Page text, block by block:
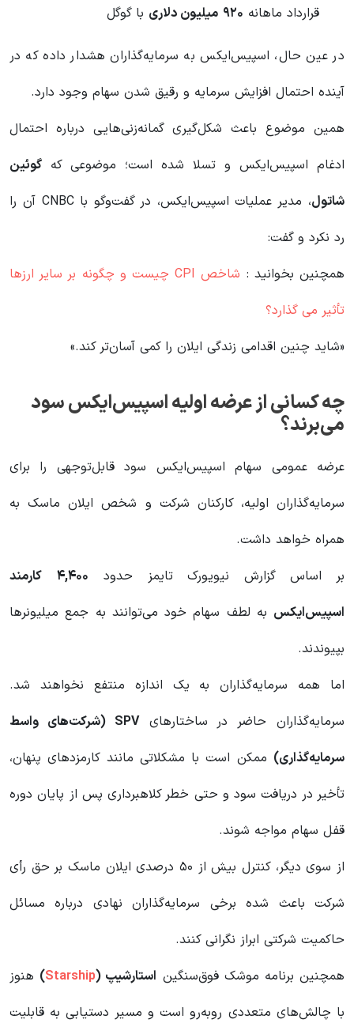
قرارداد ماهانه ۹۲۰ میلیون دلاری با گوگل
در عین حال، اسپیس‌ایکس به سرمایه‌گذاران هشدار داده که در
آینده احتمال افزایش سرمایه و رقیق شدن سهام وجود دارد.
همین موضوع باعث شکل‌گیری گمانه‌زنی‌هایی درباره احتمال
ادغام اسپیس‌ایکس و تسلا شده است؛ موضوعی که گوئین
شاتول
، مدیر عملیات اسپیس‌ایکس، در گفت‌وگو با CNBC آن را
رد نکرد و گفت:
همچنین بخوانید :
شاخص CPI چیست و چگونه بر سایر ارزها
تأثیر می گذارد؟
«شاید چنین اقدامی زندگی ایلان را کمی آسان‌تر کند.»
چه کسانی از عرضه اولیه اسپیس‌ایکس سود
می‌برند؟
عرضه عمومی سهام اسپیس‌ایکس سود قابل‌توجهی را برای
سرمایه‌گذاران اولیه، کارکنان شرکت و شخص ایلان ماسک به
همراه خواهد داشت.
بر اساس گزارش نیویورک تایمز حدود ۴,۴۰۰
کارمند
اسپیس‌ایکس به لطف سهام خود می‌توانند به جمع میلیونرها
بپیوندند.
اما همه سرمایه‌گذاران به یک اندازه منتفع نخواهند شد.
سرمایه‌گذاران حاضر در ساختارهایSPV (
شرکت‌های واسط
سرمایه‌گذاری) ممکن است با مشکلاتی مانند کارمزدهای پنهان،
تأخیر در دریافت سود و حتی خطر کلاهبرداری پس از پایان دوره
قفل سهام مواجه شوند.
از سوی دیگر، کنترل بیش از ۵۰ درصدی ایلان ماسک بر حق رأی
شرکت باعث شده برخی سرمایه‌گذاران نهادی درباره مسائل
حاکمیت شرکتی ابراز نگرانی کنند.
همچنین برنامه موشک فوق‌سنگین استارشیپ (
Starship
) هنوز
با چالش‌های متعددی روبه‌رو است و مسیر دستیابی به قابلیت